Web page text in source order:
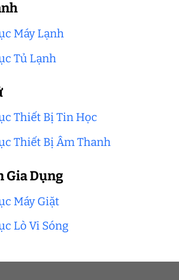
Máy Lạnh
Tủ Lạnh
Thiết Bị Tin Học
Thiết Bị Âm Thanh
Gia Dụng
Máy Giặt
Lò Vi Sóng